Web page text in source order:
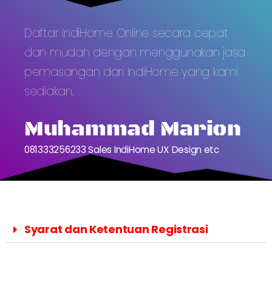
Daftar IndiHome Online secara cepat
dan mudah dengan menggunakan jasa
pemasangan dari IndiHome yang kami
sediakan.
Muhammad Marion
081333256233 Sales IndiHome UX Design etc
Syarat dan Ketentuan Registrasi